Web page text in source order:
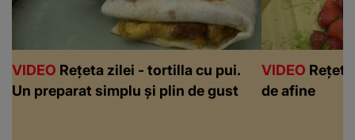
VIDEO Rețeta zilei - tortilla cu pui.
Un preparat simplu și plin de gust
VIDEO
de afine